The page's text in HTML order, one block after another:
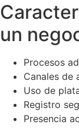
un
Procesos
Canales de
Uso de
Registro
Presencia